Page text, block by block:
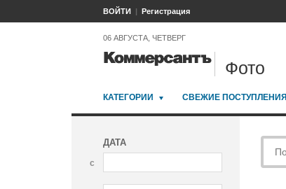
ВОЙТИ Регистрация
06 АВГУСТА, ЧЕТВЕРГ
Фото
КАТЕГОРИИ СВЕЖИЕ ПОСТУПЛЕНИЯ
ДАТА
с